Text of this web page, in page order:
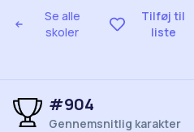
Se alle
skoler
Tilføj til
liste
#904
Gennemsnitlig karakter